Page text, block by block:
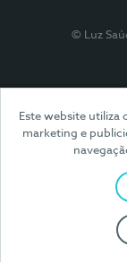
Este website utiliza
marketing e
© Luz